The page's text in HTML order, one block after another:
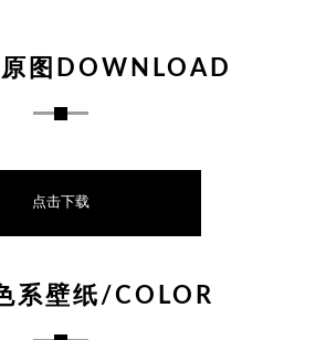
原图DOWNLOAD
点击下载
系壁纸/COLOR